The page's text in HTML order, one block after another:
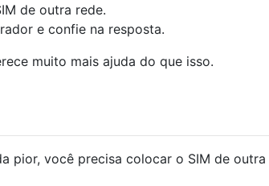
de outra rede.
e confie na resposta.
muito mais ajuda do que isso.
pior, você precisa colocar o SIM de